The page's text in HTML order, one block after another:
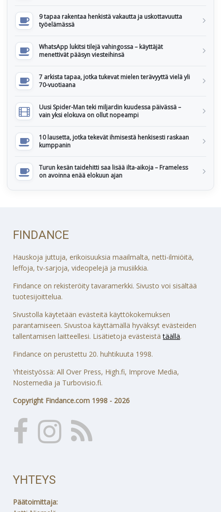
9 tapaa rakentaa henkistä vakautta ja uskottavuutta
työelämässä
WhatsApp lukitsi tilejä vahingossa – käyttäjät
menettivät pääsyn viesteihinsä
7 arkista tapaa, jotka tukevat mielen terävyyttä vielä yli
70-vuotiaana
Uusi Spider-Man teki miljardin kuudessa päivässä –
vain yksi elokuva on ollut nopeampi
10 lausetta, jotka tekevät ihmisestä henkisesti raskaan
kumppanin
Turun kesän taidehitti saa lisää ilta-aikoja – Frameless
on avoinna enää elokuun ajan
FINDANCE
Hauskoja juttuja, erikoisuuksia maailmalta, netti-ilmiöitä,
leffoja, tv-sarjoja, videopelejä ja musiikkia.
Findance on rekisteröity tavaramerkki. Sivusto voi sisältää
tuotesijoittelua.
Sivustolla käytetään evästeitä käyttökokemuksen
parantamiseen. Sivustoa käyttämällä hyväksyt evästeiden
tallentamisen laitteellesi. Lisätietoja evästeistätäällä.
Findance on perustettu 20. huhtikuuta 1998.
Yhteistyössä: All Over Press, High.fi, Improve Media,
Nostemedia ja Turbovisio.fi.
Copyright Findance.com 1998 - 2026
YHTEYS
Päätoimittaja: